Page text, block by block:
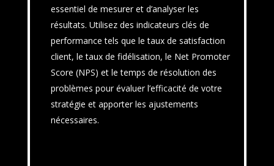
essentiel de mesurer et d’analyser les
résultats. Utilisez des indicateurs clés de
performance tels que le taux de satisfaction
client, le taux de fidélisation, le Net Promoter
Score (NPS) et le temps de résolution des
problèmes pour évaluer l’efficacité de votre
stratégie et apporter les ajustements
nécessaires.